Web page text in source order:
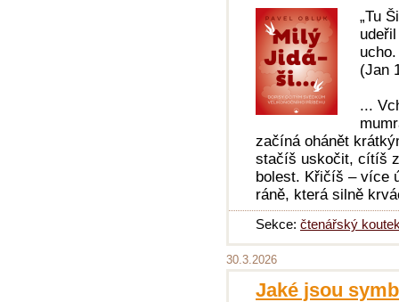
„Tu
(Jan
...
začíná ohánět
stačíš uskočit, cítíš
bolest. Křičíš – více
ráně, která silně
Sekce: čtenářský
30.3.2026
Jaké jsou